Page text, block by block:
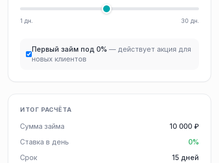
1 дн. 30 дн.
Первый займ под 0% — действует акция для
новых клиентов
ИТОГ РАСЧЁТА
Сумма займа
10 000 ₽
Ставка в день
0%
Срок
15 дней